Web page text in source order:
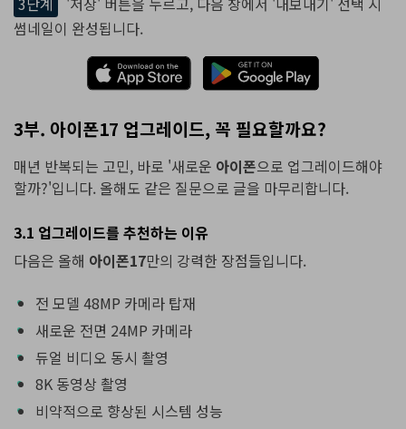
썸네일이 완성됩니다.
3부. 아이폰17 업그레이드, 꼭 필요할까요?
매년 반복되는 고민, 바로 '새로운 아이폰으로 업그레이드해야
할까?'입니다. 올해도 같은 질문으로 글을 마무리합니다.
3.1 업그레이드를 추천하는 이유
다음은 올해 아이폰17만의 강력한 장점들입니다.
전 모델 48MP 카메라 탑재
새로운 전면 24MP 카메라
듀얼 비디오 동시 촬영
8K 동영상 촬영
비약적으로 향상된 시스템 성능